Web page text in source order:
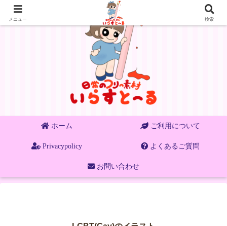
ホーム ご利用について
Privacypolicy よくあるご質問
お問い合わせ
メニュー 検索